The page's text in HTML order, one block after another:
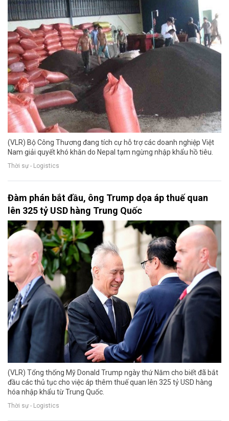
(VLR) Bộ Công Thương đang tích cự hỗ trợ các doanh nghiệp Việt
Nam giải quyết khó khăn do Nepal tạm ngừng nhập khẩu hồ tiêu.
Thời sự - Logistics
Đàm phán bắt đầu, ông Trump dọa áp thuế quan
lên 325 tỷ USD hàng Trung Quốc
(VLR) Tổng thống Mỹ Donald Trump ngày thứ Năm cho biết đã bắt
đầu các thủ tục cho việc áp thêm thuế quan lên 325 tỷ USD hàng
hóa nhập khẩu từ Trung Quốc.
Thời sự - Logistics